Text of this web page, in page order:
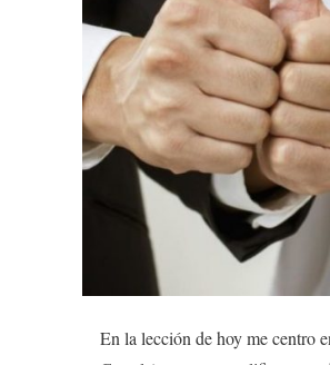
En la lección de hoy me centro